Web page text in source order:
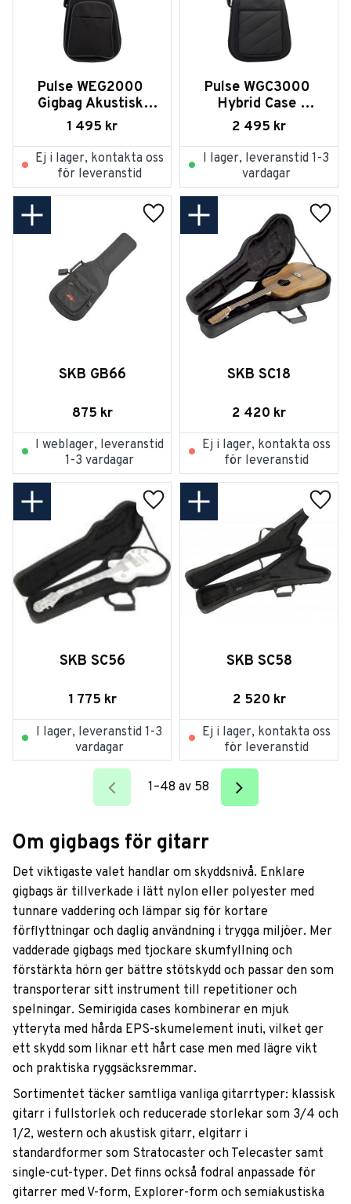
Pulse WEG2000
Gigbag Akustisk
Gitarr
1 495 kr
Ej i lager, kontakta oss
för leveranstid
Pulse WGC3000
Hybrid Case
Akustisk gitarr
2 495 kr
I lager, leveranstid 1-3
vardagar
SKB GB66
875 kr
Lägg till i favoriter
I weblager, leveranstid
1-3 vardagar
SKB SC18
2 420 kr
Ej i lager, kontakta oss
för leveranstid
SKB SC56
1 775 kr
Lägg till i favoriter
I lager, leveranstid 1-3
vardagar
SKB SC58
2 520 kr
Ej i lager, kontakta oss
för leveranstid
1–48 av 58
Om gigbags för gitarr
Det viktigaste valet handlar om skyddsnivå. Enklare
gigbags är tillverkade i lätt nylon eller polyester med
tunnare vaddering och lämpar sig för kortare
förflyttningar och daglig användning i trygga miljöer. Mer
vadderade gigbags med tjockare skumfyllning och
förstärkta hörn ger bättre stötskydd och passar den som
transporterar sitt instrument till repetitioner och
spelningar. Semirigida cases kombinerar en mjuk
ytteryta med hårda EPS-skumelement inuti, vilket ger
ett skydd som liknar ett hårt case men med lägre vikt
och praktiska ryggsäcksremmar.
Sortimentet täcker samtliga vanliga gitarrtyper: klassisk
gitarr i fullstorlek och reducerade storlekar som 3/4 och
1/2, western och akustisk gitarr, elgitarr i
standardformer som Stratocaster och Telecaster samt
single-cut-typer. Det finns också fodral anpassade för
gitarrer med V-form, Explorer-form och semiakustiska